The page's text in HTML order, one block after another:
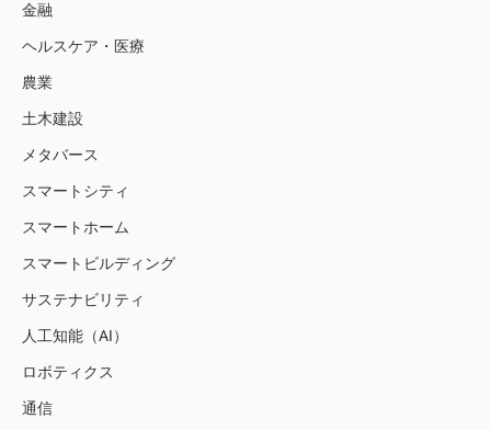
金融
ヘルスケア・医療
農業
土木建設
メタバース
スマートシティ
スマートホーム
スマートビルディング
サステナビリティ
人工知能（AI）
ロボティクス
通信